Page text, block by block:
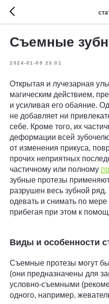
Съемные
2024-01-09 23:01
Открытая и лучезарная
магическим действием,
и усиливая его обаяние.
не добавляет ни
себе. Кроме того, их
деформации всей
от изменения прикуса,
прочих неприятных
частичному или полному
зубные протезы
разрушен весь зубной
одевать и снимать по
прибегая при этом к
Виды и особенности
Съемные протезы могут
(они предназначены для
условно-съемными
одного, например,